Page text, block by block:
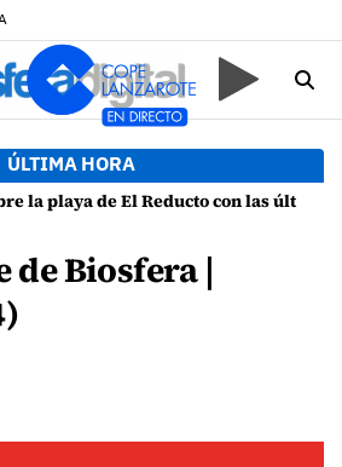
ÚLTIMA HORA
con las últimas analíticas mostrando "una buena calidad de las aguas para el baño"
de Biosfera |